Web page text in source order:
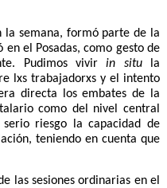
la semana, formó parte de la
en el Posadas, como gesto de
Pudimos vivirin situ la
lxs trabajadorxs y el intento
directa los embates de la
como del nivel central
riesgo la capacidad de
teniendo en cuenta que
las sesiones ordinarias en el